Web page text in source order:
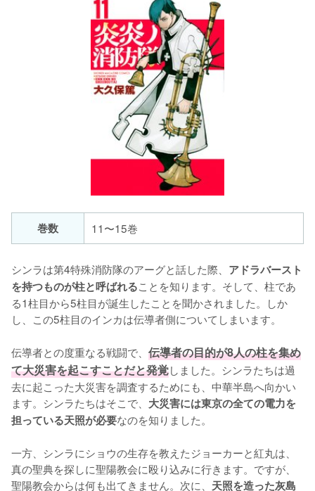
巻数 11〜15巻
シンラは第4特殊消防隊のアーグと話した際、 アドラバースト
を持つものが柱と呼ばれることを知ります。そして、柱であ
る1柱目から5柱目が誕生したことを聞かされました。しか
し、この5柱目のインカは伝導者側についてしまいます。
伝導者との度重なる戦闘で、 伝導者の目的が8人の柱を集め
て大災害を起こすことだと発覚しました。シンラたちは過
去に起こった大災害を調査するためにも、中華半島へ向かい
ます。シンラたちはそこで、 大災害には東京の全ての電力を
担っている天照が必要なのを知りました。
一方、シンラにショウの生存を教えたジョーカーと紅丸は、
真の聖典を探しに聖陽教会に殴り込みに行きます。ですが、
聖陽教会からは何も出てきません。次に、 天照を造った灰島